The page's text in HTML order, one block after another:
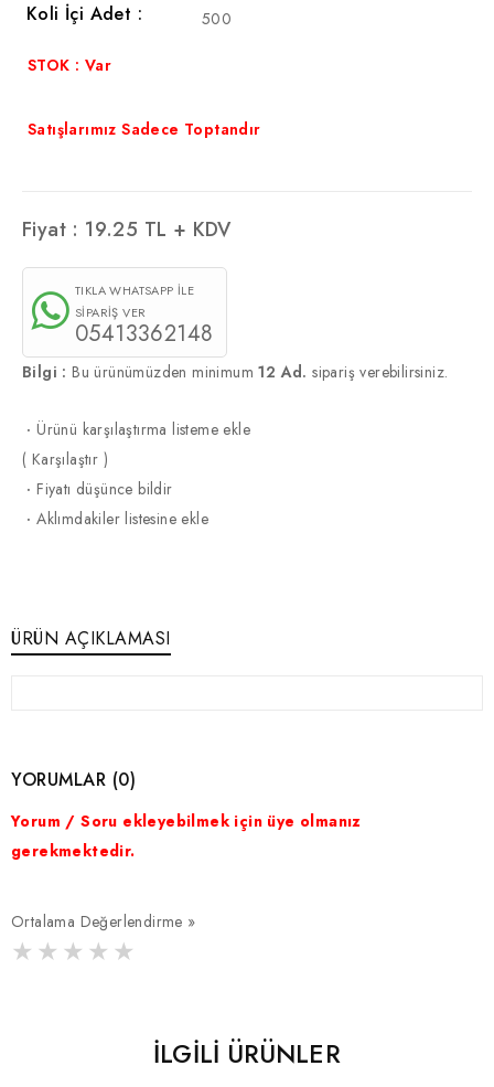
Koli İçi Adet : 500
STOK : Var
Satışlarımız Sadece Toptandır
Fiyat : 19.25 TL + KDV
TIKLA WHATSAPP İLE
SİPARİŞ VER
05413362148
Bilgi : Bu ürünümüzden minimum12 Ad. sipariş verebilirsiniz.
·Ürünü karşılaştırma listeme ekle
( Karşılaştır )
·Fiyatı düşünce bildir
·Aklımdakiler listesine ekle
ÜRÜN AÇIKLAMASI
YORUMLAR (0)
Yorum / Soru ekleyebilmek için üye olmanız
gerekmektedir.
Ortalama Değerlendirme »
İLGILI ÜRÜNLER